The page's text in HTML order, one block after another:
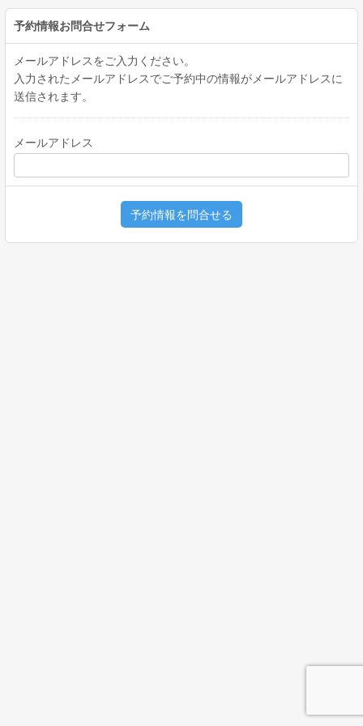
予約情報お問合せフォーム
メールアドレスをご入力ください。
入力されたメールアドレスでご予約中の情報がメールアドレスに
送信されます。
メールアドレス
予約情報を問合せる